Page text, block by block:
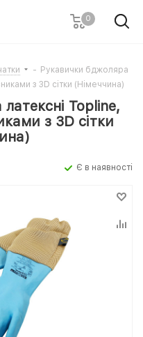
0
- Рукавички бджоляра
з 3D сітки (Німеччина)
Topline,
з 3D сітки
Є в наявності